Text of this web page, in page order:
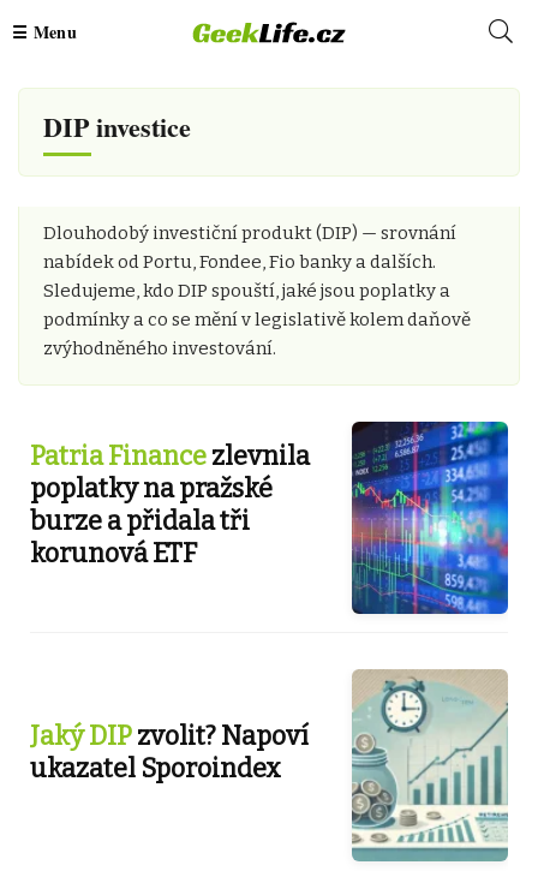
DIP investice
Dlouhodobý investiční produkt (DIP) — srovnání
nabídek od Portu, Fondee, Fio banky a dalších.
Sledujeme, kdo DIP spouští, jaké jsou poplatky a
podmínky a co se mění v legislativě kolem daňově
zvýhodněného investování.
Patria Financezlevnila
poplatky na pražské
burze a přidala tři
korunová ETF
Jaký DIPzvolit? Napoví
ukazatel Sporoindex